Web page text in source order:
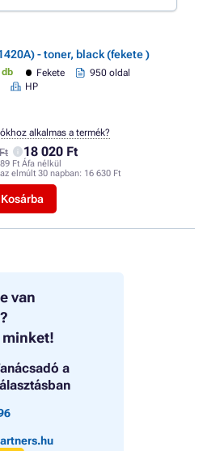
van
minket!
a
- toner, black (fekete )
db Fekete
950 oldal
HP
18 020 Ft
Ft Áfa nélkül
elmúlt 30 napban: 16 630 Ft
Kosárba
alkalmas a termék?